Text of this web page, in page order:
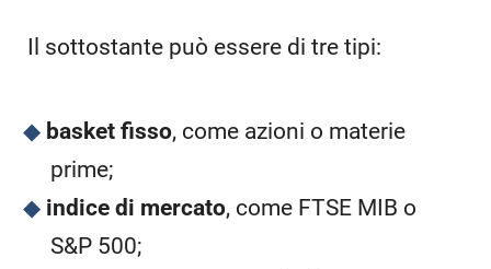
Il sottostante può essere di tre tipi:
basket fisso, come azioni o materie
prime;
indice di mercato, come FTSE MIB o
S&P 500;